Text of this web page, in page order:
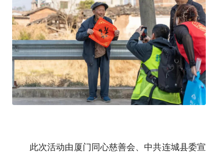
此次活动由厦门同心慈善会、中共连城县委宣